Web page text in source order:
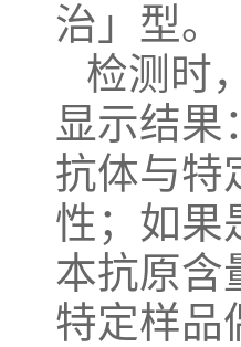
治」型。
检测时
显示结果
抗体与特
性；如果
本抗原含
特定样品